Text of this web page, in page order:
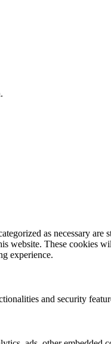
as necessary are
website. These cookies
experience.
and security